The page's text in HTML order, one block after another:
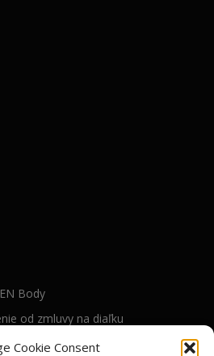
Cookie Consent
Body
od zmluvy na diaľku